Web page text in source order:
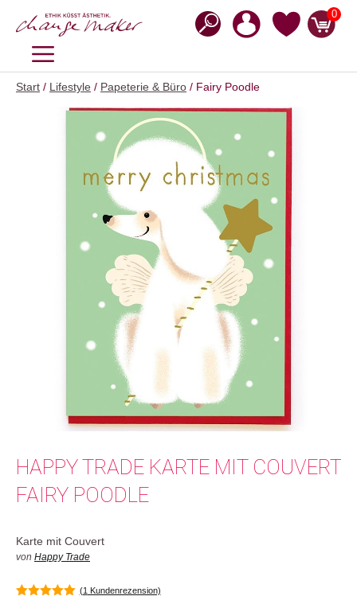
Inhalt
0
MENÜ
Start / Lifestyle / Papeterie & Büro / Fairy Poodle
HAPPY TRADE KARTE MIT COUVERT
FAIRY POODLE
Karte mit Couvert
von Happy Trade
(1 Kundenrezension)